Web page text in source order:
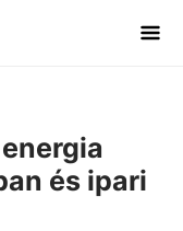
és ipari